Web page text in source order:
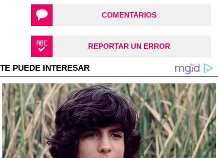
COMENTARIOS
REPORTAR UN ERROR